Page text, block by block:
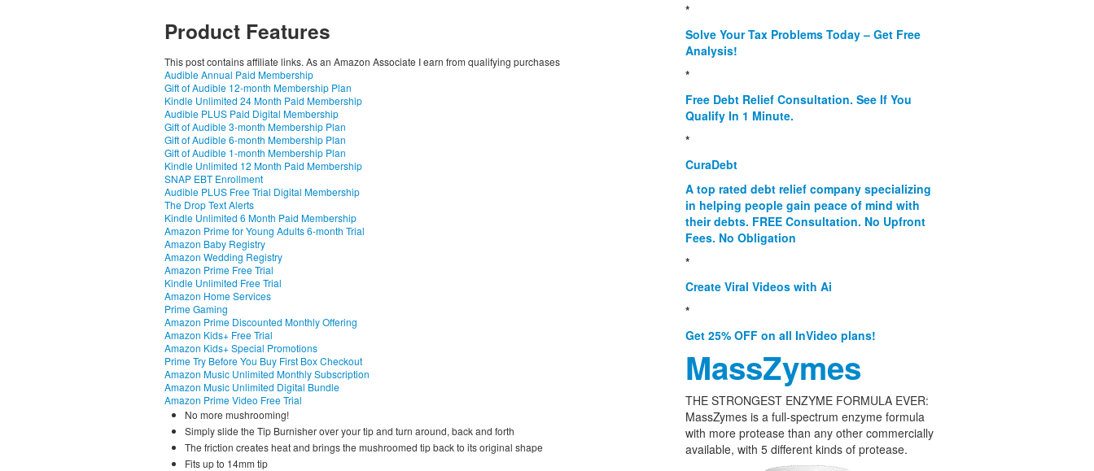
Product Features
This post contains affiliate links. As an Amazon Associate I earn from qualifying purchases
Audible Annual Paid Membership
Gift of Audible 12-month Membership Plan
Kindle Unlimited 24 Month Paid Membership
Audible PLUS Paid Digital Membership
Gift of Audible 3-month Membership Plan
Gift of Audible 6-month Membership Plan
Gift of Audible 1-month Membership Plan
Kindle Unlimited 12 Month Paid Membership
SNAP EBT Enrollment
Audible PLUS Free Trial Digital Membership
The Drop Text Alerts
Kindle Unlimited 6 Month Paid Membership
Amazon Prime for Young Adults 6-month Trial
Amazon Baby Registry
Amazon Wedding Registry
Amazon Prime Free Trial
Kindle Unlimited Free Trial
Amazon Home Services
Prime Gaming
Amazon Prime Discounted Monthly Offering
Amazon Kids+ Free Trial
Amazon Kids+ Special Promotions
Prime Try Before You Buy First Box Checkout
Amazon Music Unlimited Monthly Subscription
Amazon Music Unlimited Digital Bundle
Amazon Prime Video Free Trial
No more mushrooming!
Simply slide the Tip Burnisher over your tip and turn around, back and forth
The friction creates heat and brings the mushroomed tip back to its original shape
Fits up to 14mm tip
*
Solve Your Tax Problems Today – Get Free
Analysis!
*
Free Debt Relief Consultation. See If You
Qualify In 1 Minute.
*
CuraDebt
A top rated debt relief company specializing
in helping people gain peace of mind with
their debts. FREE Consultation. No Upfront
Fees. No Obligation
*
Create Viral Videos with Ai
*
Get 25% OFF on all InVideo plans!
MassZymes
THE STRONGEST ENZYME FORMULA EVER:
MassZymes is a full-spectrum enzyme formula
with more protease than any other commercially
available, with 5 different kinds of protease.